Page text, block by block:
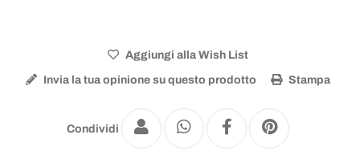
Aggiungi alla Wish List
Invia la tua opinione su questo prodotto Stampa
Condividi